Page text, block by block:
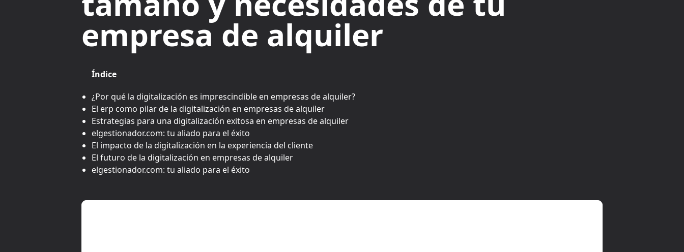
empresa de alquiler
Índice
¿Por qué la digitalización es imprescindible en empresas de alquiler?
El erp como pilar de la digitalización en empresas de alquiler
Estrategias para una digitalización exitosa en empresas de alquiler
elgestionador.com: tu aliado para el éxito
El impacto de la digitalización en la experiencia del cliente
El futuro de la digitalización en empresas de alquiler
elgestionador.com: tu aliado para el éxito